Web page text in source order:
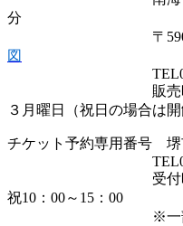
分
〒590-0061 堺
図
TEL072-
販売時間9:00～
３月曜日（祝日の場合は
チケット予約専用番号 堺
TEL0570-
受付時間 平日
祝10：00～15：00
※一部携帯・Ｃ